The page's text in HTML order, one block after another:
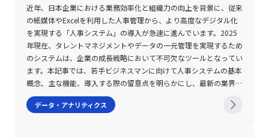
の上昇や下落が頻発するため、効率的に短期利益を狙うデイトレー
ドやスキャルピングなどに適しています。逆に、低ボラティリティ
の銘柄は安定感があり、長期保有を前提とした投資戦略において重
要な役割を担うのです。 ボラティリティの注意点 ボラティリティ
はあくまでも市場の価格変動を示す指標の一つであり、これだけに
依存して投資判断を行うことは極めて危険です。まず第一に、ボラ
ティリティだけでは株価の上昇・下降の方向性や根本的な投資価値
を十分に評価することは困難です。市場の動向や他のテクニカル指
標、ファンダメンタルズ分析などと併せて総合的に判断する必要が
に、リスクとリターンのバランスを判断し、どのタイミングで取引
を実施するかの戦略決定に活かす。 また、ボラティリティは単に
価格変動の大きさだけではなく、変動の頻度や値幅（スプレッド）
などを含む広範な評価項目として理解される。 具体的な種類とし
ては、インプライドボラティリティ（IV）、ヒストリカルボラティ
リティ（HV）、リアライズドボラティリティ（RV）などが挙げら
れ、これらはそれぞれ異なる観点から市場の期待や過去の実績を評
価する。 インプライドボラティリティは将来の価格変動を予測
し、オプション取引における評価に活用される一方、ヒストリカル
近年、日本企業における業務効率化と組織力の向上を背景に、従来
の紙媒体やExcelを利用した人事管理から、より高度なデジタル化
を実現する「人事システム」の導入が急速に進んでいます。2025
年現在、タレントマネジメントやデータの一元管理を実現するため
のシステムは、企業の成長戦略において不可欠なツールとなってい
ます。本記事では、若手ビジネスマンに向けて人事システムの基本
概念、主な機能、導入する際の留意点を明らかにし、最新の業界動
向を踏まえた解説を行います。また、企業が抱える人事管理の課題
に対する解決策としてのシステム活用例や、今後のビジネス環境に
データ・アナリティクス